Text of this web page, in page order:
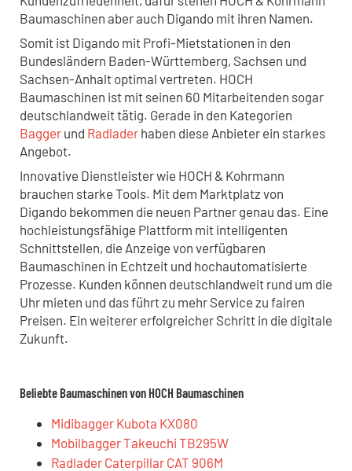
Baumaschinen aber auch Digando mit ihren Namen.
Somit ist Digando mit Profi-Mietstationen in den
Bundesländern Baden-Württemberg, Sachsen und
Sachsen-Anhalt optimal vertreten. HOCH
Baumaschinen ist mit seinen 60 Mitarbeitenden sogar
deutschlandweit tätig. Gerade in den Kategorien
Baggerund Radladerhaben diese Anbieter ein starkes
Angebot.
Innovative Dienstleister wie HOCH & Kohrmann
brauchen starke Tools. Mit dem Marktplatz von
Digando bekommen die neuen Partner genau das. Eine
hochleistungsfähige Plattform mit intelligenten
Schnittstellen, die Anzeige von verfügbaren
Baumaschinen in Echtzeit und hochautomatisierte
Prozesse. Kunden können deutschlandweit rund um die
Uhr mieten und das führt zu mehr Service zu fairen
Preisen. Ein weiterer erfolgreicher Schritt in die digitale
Zukunft.
Beliebte Baumaschinen von HOCH Baumaschinen
Midibagger Kubota KX080
Mobilbagger Takeuchi TB295W
Radlader Caterpillar CAT 906M